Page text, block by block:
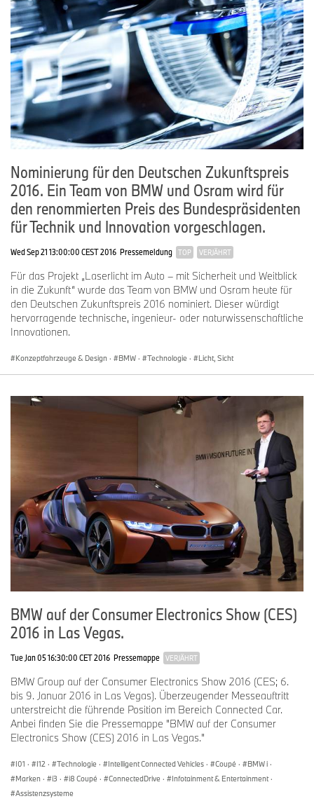
der Längsachse ausgerichtet. Dadurch wird nicht nur die
Präzision erhöht, sondern auch wertvolle Zeit für aufwendiges
Rangieren gespart.
Als wesentliches Instrument bei der Entwicklung neuer
Lichtkonzepte nimmt der Light Channel Next ab sofort seinen
Betrieb auf. Seine zahlreichen Features und vielfältigen
Einsatzmöglichkeiten tragen dazu bei, eine optimale Qualität für
den Kunden zu erzielen und die tägliche Arbeit der Ingenieure
deutlich zu erleichtern. Durch die Teiltransformation einer bereits
bestehenden Lagerhalle konnten die Kosten bei maximalem
Nutzen für die Fahrzeugentwicklung auf ein Minimum gesenkt
werden.
Nominierung für den Deutschen Zukunftspreis
2016. Ein Team von BMW und Osram wird für
den renommierten Preis des Bundespräsidenten
für Technik und Innovation vorgeschlagen.
Wed Sep 21 13:00:00 CEST 2016 Pressemeldung TOP VERJÄHRT
Für das Projekt „Laserlicht im Auto – mit Sicherheit und Weitblick
in die Zukunft“ wurde das Team von BMW und Osram heute für
den Deutschen Zukunftspreis 2016 nominiert. Dieser würdigt
hervorragende technische, ingenieur- oder naturwissenschaftliche
Innovationen.
Konzeptfahrzeuge & Design · BMW · Technologie · Licht, Sicht
BMW auf der Consumer Electronics Show (CES)
2016 in Las Vegas.
Tue Jan 05 16:30:00 CET 2016 Pressemappe VERJÄHRT
BMW Group auf der Consumer Electronics Show 2016 (CES; 6.
bis 9. Januar 2016 in Las Vegas). Überzeugender Messeauftritt
unterstreicht die führende Position im Bereich Connected Car.
Anbei finden Sie die Pressemappe "BMW auf der Consumer
Electronics Show (CES) 2016 in Las Vegas."
I01 · I12 · Technologie · Intelligent Connected Vehicles · Coupé · BMW i ·
Marken · i3 · i8 Coupé · ConnectedDrive · Infotainment & Entertainment ·
Assistenzsysteme